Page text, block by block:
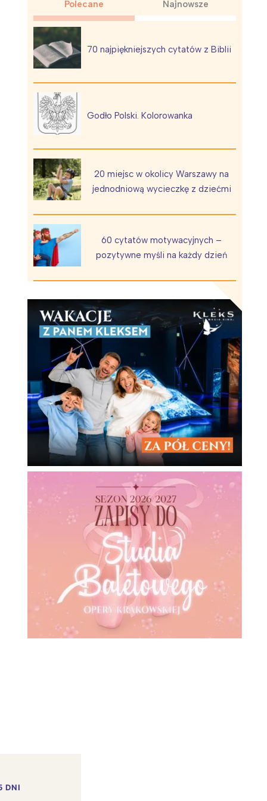
Polecane Najnowsze
70 najpiękniejszych cytatów z Biblii
Godło Polski. Kolorowanka
20 miejsc w okolicy Warszawy na
jednodniową wycieczkę z dziećmi
60 cytatów motywacyjnych –
pozytywne myśli na każdy dzień
DNI